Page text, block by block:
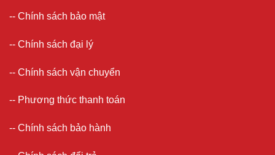
-- Chính sách bảo mật
-- Chính sách đại lý
-- Chính sách vận chuyển
-- Phương thức thanh toán
-- Chính sách bảo hành